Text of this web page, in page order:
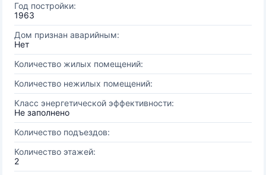
Год постройки:
1963
Дом признан аварийным:
Нет
Количество жилых помещений:
Количество нежилых помещений:
Класс энергетической эффективности:
Не заполнено
Количество подъездов:
Количество этажей:
2